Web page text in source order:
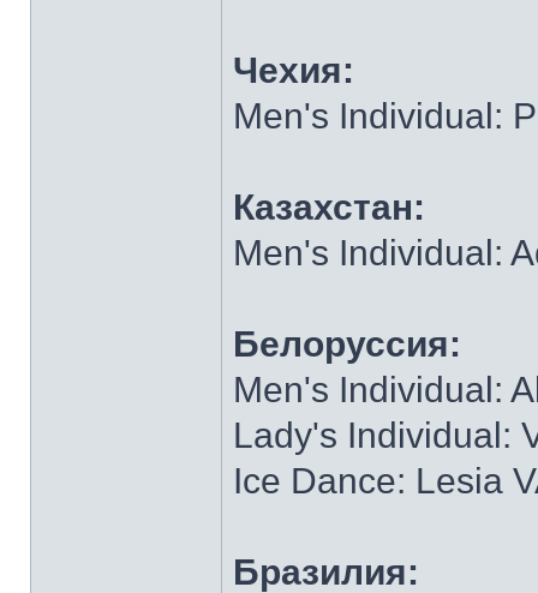
Чехия:
Men's Individual:
Казахстан:
Men's Individual:
Белоруссия:
Men's Individual:
Lady's Individual:
Ice Dance: Lesia
Бразилия: